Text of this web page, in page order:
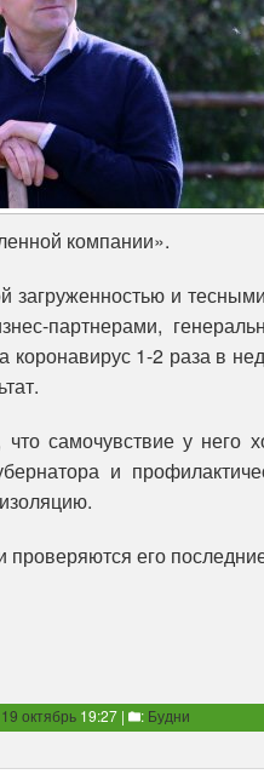
компании».
загруженностью и
партнерами,
коронавирус 1-2 раза в
самочувствие у него
и
его
19 октябрь 19:27 | : Будни